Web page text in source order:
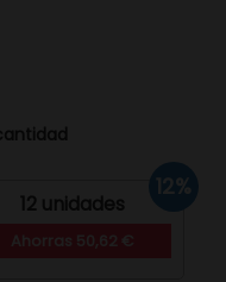
12 unidades
12%